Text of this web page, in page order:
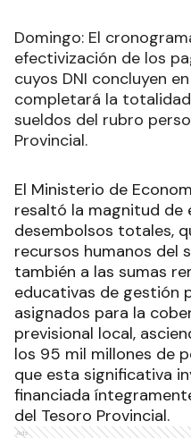
Domingo: El
efectivización de los
cuyos DNI concluyen
completará la
sueldos del rubro
Provincial.
El Ministerio de
resaltó la magnitud de
desembolsos totales,
recursos humanos del
también a las sumas
educativas de gestión
asignados para la
previsional local,
los 95 mil millones de
que esta significativa
financiada
del Tesoro Provincial.
Ads